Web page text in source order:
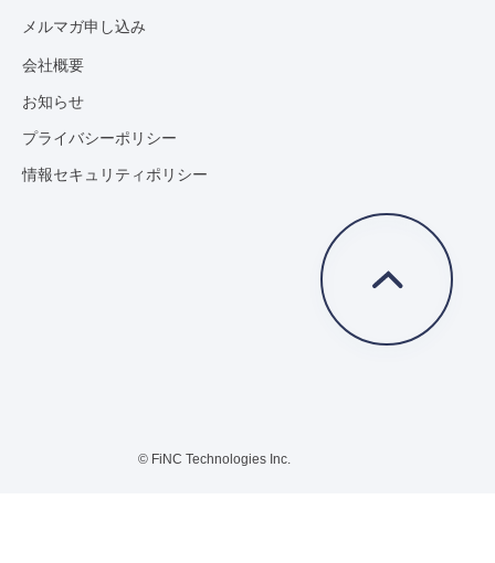
メルマガ申し込み
会社概要
お知らせ
プライバシーポリシー
情報セキュリティポリシー
© FiNC Technologies Inc.